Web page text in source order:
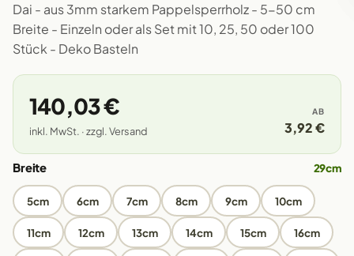
Dai - aus 3mm starkem Pappelsperrholz - 5-50 cm
Breite - Einzeln oder als Set mit 10, 25, 50 oder 100
Stück - Deko Basteln
140,03 €
inkl. MwSt. · zzgl. Versand
AB
3,92 €
Breite 29cm
5cm 6cm 7cm 8cm 9cm 10cm
11cm 12cm 13cm 14cm 15cm 16cm